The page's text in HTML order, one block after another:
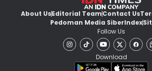
About UsEditorial TeamContact Us
Pedoman Media SiberIndex
Follow Us
Download